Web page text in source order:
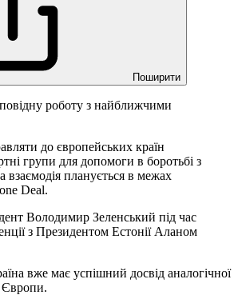
Поширити
роботу з найближчими
до європейських країн
групи для допомоги в боротьбі з
взаємодія планується в межах
Deal.
Володимир Зеленський під час
з Президентом Естонії Аланом
вже має успішний досвід аналогічної
Європи.